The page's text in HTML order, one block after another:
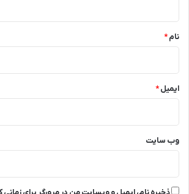
نام*
ایمیل*
وب‌ سایت